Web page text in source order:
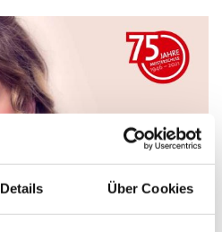
Details Über Cookies